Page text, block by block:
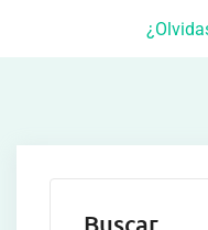
Buscar